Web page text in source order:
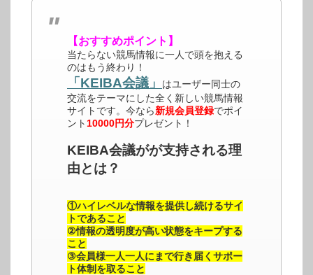
【おすすめポイント】
当たらない競馬情報に一人で頭を抱える
のはもう終わり！
「KEIBA会議」
はユーザー同士の
交流をテーマにした全く新しい競馬情報
サイトです。今なら新規会員登録でポイ
ント 10000円分プレゼント！
KEIBA会議がが支持される理
由とは？
①ハイレベルな情報を提供し続けるサイ
トであること
②情報の透明度が高い状態をキープする
こと
③会員様一人一人にまで行き届くサポー
ト体制を取ること